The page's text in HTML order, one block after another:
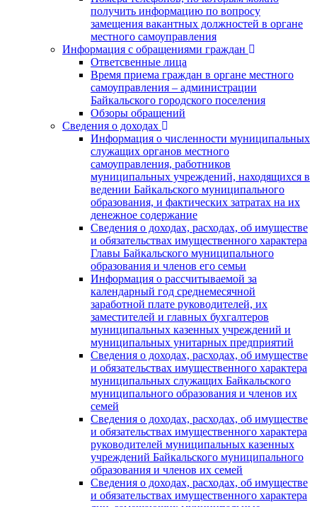
получить информацию по вопросу
замещения вакантных должностей в органе
местного самоуправления
Информация с обращениями граждан
Ответсвенные лица
Время приема граждан в органе местного
самоуправления – администрации
Байкальского городского поселения
Обзоры обращений
Сведения о доходах
Информация о численности муниципальных
служащих органов местного
самоуправления, работников
муниципальных учреждений, находящихся в
ведении Байкальского муниципального
образования, и фактических затратах на их
денежное содержание
Сведения о доходах, расходах, об имуществе
и обязательствах имущественного характера
Главы Байкальского муниципального
образования и членов его семьи
Информация о рассчитываемой за
календарный год среднемесячной
заработной плате руководителей, их
заместителей и главных бухгалтеров
муниципальных казенных учреждений и
муниципальных унитарных предприятий
Сведения о доходах, расходах, об имуществе
и обязательствах имущественного характера
муниципальных служащих Байкальского
муниципального образования и членов их
семей
Сведения о доходах, расходах, об имуществе
и обязательствах имущественного характера
руководителей муниципальных казенных
учреждений Байкальского муниципального
образования и членов их семей
Сведения о доходах, расходах, об имуществе
и обязательствах имущественного характера